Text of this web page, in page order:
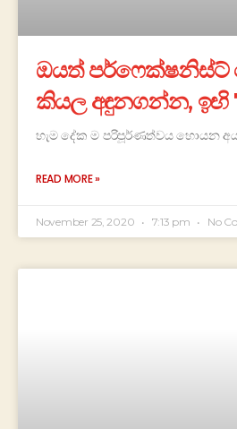
ඔයත් පර්ෆෙක්ෂනිස්ට්
කියල අඳුනගන්න, ඉඟි
හැම දේක ම පරිපූර්ණත්වය හොයන
READ MORE »
November 25, 2020 7:13 pm No